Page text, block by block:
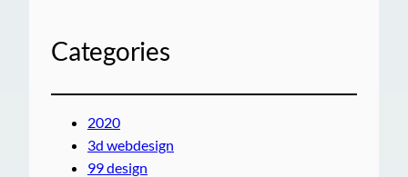
Categories
2020
3d webdesign
99 design